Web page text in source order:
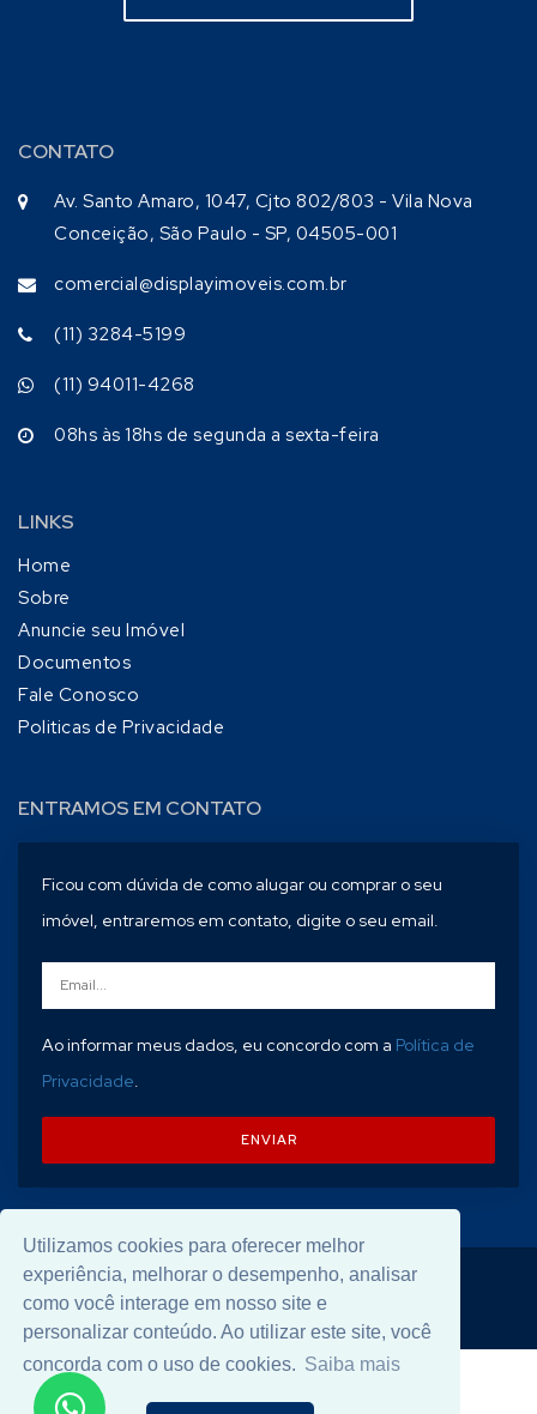
Utilizamos cookies para oferecer melhor
experiência, melhorar o desempenho, analisar
como você interage em nosso site e
personalizar conteúdo. Ao utilizar este site, você
concorda com o uso de cookies. Saiba mais
CONTATO
Av. Santo Amaro, 1047, Cjto 802/803 - Vila Nova
Conceição, São Paulo - SP, 04505-001
comercial@displayimoveis.com.br
(11) 3284-5199
(11) 94011-4268
08hs às 18hs de segunda a sexta-feira
LINKS
Home
Sobre
Anuncie seu Imóvel
Documentos
Fale Conosco
Politicas de Privacidade
ENTRAMOS EM CONTATO
Ficou com dúvida de como alugar ou comprar o seu
imóvel, entraremos em contato, digite o seu email.
Ao informar meus dados, eu concordo com a Política de
Privacidade.
ENVIAR
© 2026 Desenvolvido por Universal Software